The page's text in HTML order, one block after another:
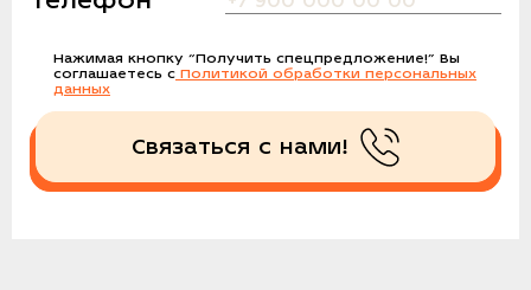
Нажимая кнопку “Получить спецпредложение!” Вы
соглашаетесь с Политикой обработки персональных
данных
Получить спецпредложение!
Связаться с нами!